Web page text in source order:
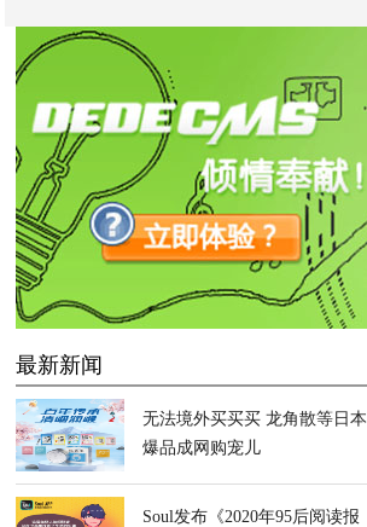
最新新闻
无法境外买买买 龙角散等日本
爆品成网购宠儿
Soul发布《2020年95后阅读报